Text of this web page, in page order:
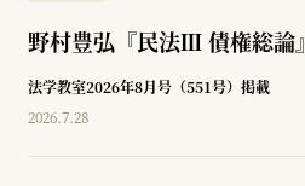
野村豊弘『民法Ⅲ 債権総論』
法学教室2026年8月号（551号）掲載
2026.7.28